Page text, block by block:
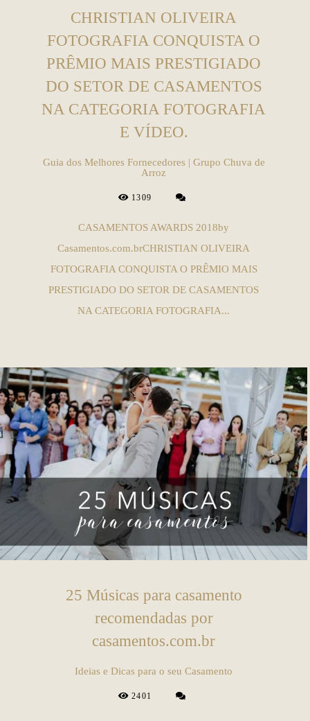
CHRISTIAN OLIVEIRA
FOTOGRAFIA CONQUISTA O
PRÊMIO MAIS PRESTIGIADO
DO SETOR DE CASAMENTOS
NA CATEGORIA FOTOGRAFIA
E VÍDEO.
Guia dos Melhores Fornecedores | Grupo Chuva de
Arroz
1309
CASAMENTOS AWARDS 2018by
Casamentos.com.brCHRISTIAN OLIVEIRA
FOTOGRAFIA CONQUISTA O PRÊMIO MAIS
PRESTIGIADO DO SETOR DE CASAMENTOS
NA CATEGORIA FOTOGRAFIA...
25 Músicas para casamento
recomendadas por
casamentos.com.br
Ideias e Dicas para o seu Casamento
2401